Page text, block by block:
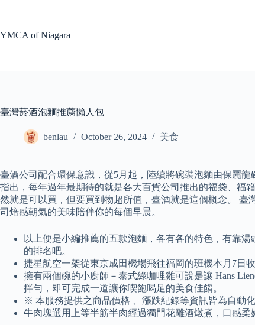
YMCA of Niagara
臺灣菸酒泡麵推薦懶人包
benlau October 26, 2024 美食
臺酒公司配合環保意識，從5月起，陸續將碗裝泡麵由保麗
指出，每年過年最期待的就是各大百貨公司推出的福袋、福
然就是可以買，但要買到物超所值，臺酒就是這個概念。
司焙感朝氣的美味陪伴你的每個早晨。
以上便是小編推薦的五款泡麵，各有各的特色，有靠
的排名吧。
捷星航空一架從東京成田機場飛往福岡的班機本月7日
擁有兩個碗的小廚師－泰式綠咖哩雞可說是讓 Hans
拌勻，即可完成一道讓你喫飽喝足的美食佳餚。
※ 本服務提供之商品價格 、漲跌紀錄等資訊皆為自動
牛肉塊選用上等半筋半肉經過獨門花雕酒燉煮，口感